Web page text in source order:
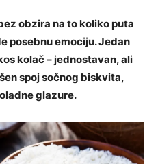
obzira na to koliko puta
posebnu emociju. Jedan
kolač – jednostavan, ali
spoj sočnog biskvita,
glazure.